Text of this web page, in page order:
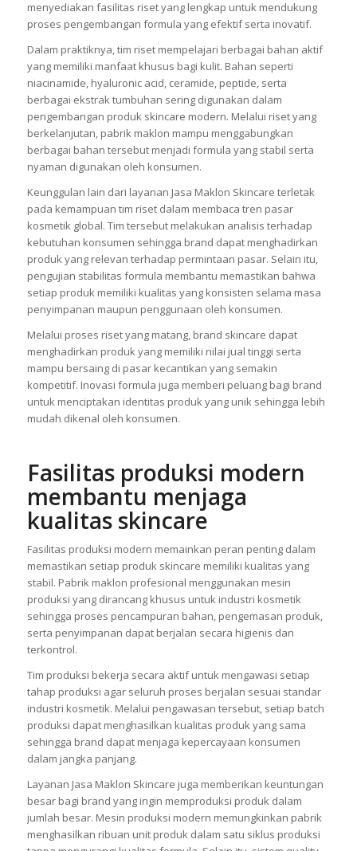
menyediakan fasilitas riset yang lengkap untuk mendukung
proses pengembangan formula yang efektif serta inovatif.
Dalam praktiknya, tim riset mempelajari berbagai bahan aktif
yang memiliki manfaat khusus bagi kulit. Bahan seperti
niacinamide, hyaluronic acid, ceramide, peptide, serta
berbagai ekstrak tumbuhan sering digunakan dalam
pengembangan produk skincare modern. Melalui riset yang
berkelanjutan, pabrik maklon mampu menggabungkan
berbagai bahan tersebut menjadi formula yang stabil serta
nyaman digunakan oleh konsumen.
Keunggulan lain dari layanan Jasa Maklon Skincare terletak
pada kemampuan tim riset dalam membaca tren pasar
kosmetik global. Tim tersebut melakukan analisis terhadap
kebutuhan konsumen sehingga brand dapat menghadirkan
produk yang relevan terhadap permintaan pasar. Selain itu,
pengujian stabilitas formula membantu memastikan bahwa
setiap produk memiliki kualitas yang konsisten selama masa
penyimpanan maupun penggunaan oleh konsumen.
Melalui proses riset yang matang, brand skincare dapat
menghadirkan produk yang memiliki nilai jual tinggi serta
mampu bersaing di pasar kecantikan yang semakin
kompetitif. Inovasi formula juga memberi peluang bagi brand
untuk menciptakan identitas produk yang unik sehingga lebih
mudah dikenal oleh konsumen.
Fasilitas produksi modern
membantu menjaga
kualitas skincare
Fasilitas produksi modern memainkan peran penting dalam
memastikan setiap produk skincare memiliki kualitas yang
stabil. Pabrik maklon profesional menggunakan mesin
produksi yang dirancang khusus untuk industri kosmetik
sehingga proses pencampuran bahan, pengemasan produk,
serta penyimpanan dapat berjalan secara higienis dan
terkontrol.
Tim produksi bekerja secara aktif untuk mengawasi setiap
tahap produksi agar seluruh proses berjalan sesuai standar
industri kosmetik. Melalui pengawasan tersebut, setiap batch
produksi dapat menghasilkan kualitas produk yang sama
sehingga brand dapat menjaga kepercayaan konsumen
dalam jangka panjang.
Layanan Jasa Maklon Skincare juga memberikan keuntungan
besar bagi brand yang ingin memproduksi produk dalam
jumlah besar. Mesin produksi modern memungkinkan pabrik
menghasilkan ribuan unit produk dalam satu siklus produksi